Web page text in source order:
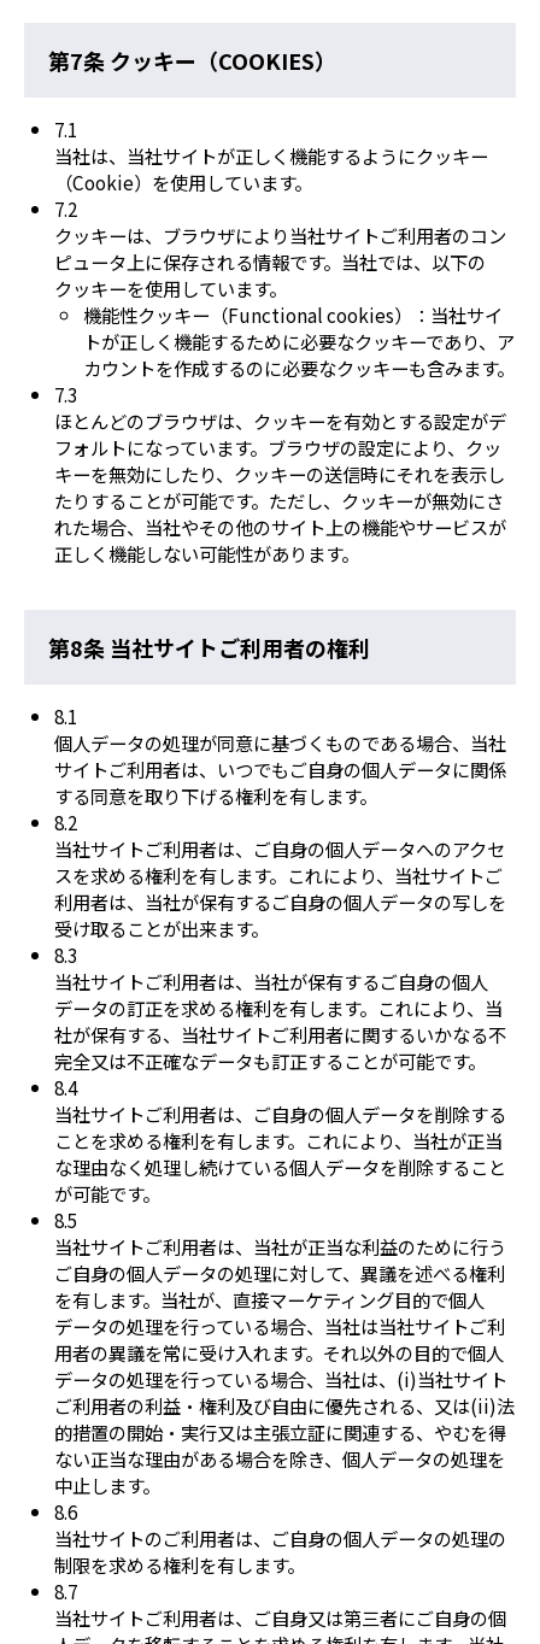
第7条 クッキー（COOKIES）
7.1
当社は、当社サイトが正しく機能するようにクッキー
（Cookie）を使用しています。
7.2
クッキーは、ブラウザにより当社サイトご利用者のコン
ピュータ上に保存される情報です。当社では、以下の
クッキーを使用しています。
機能性クッキー（Functional cookies）：当社サイ
トが正しく機能するために必要なクッキーであり、ア
カウントを作成するのに必要なクッキーも含みます。
7.3
ほとんどのブラウザは、クッキーを有効とする設定がデ
フォルトになっています。ブラウザの設定により、クッ
キーを無効にしたり、クッキーの送信時にそれを表示し
たりすることが可能です。ただし、クッキーが無効にさ
れた場合、当社やその他のサイト上の機能やサービスが
正しく機能しない可能性があります。
第8条 当社サイトご利用者の権利
8.1
個人データの処理が同意に基づくものである場合、当社
サイトご利用者は、いつでもご自身の個人データに関係
する同意を取り下げる権利を有します。
8.2
当社サイトご利用者は、ご自身の個人データへのアクセ
スを求める権利を有します。これにより、当社サイトご
利用者は、当社が保有するご自身の個人データの写しを
受け取ることが出来ます。
8.3
当社サイトご利用者は、当社が保有するご自身の個人
データの訂正を求める権利を有します。これにより、当
社が保有する、当社サイトご利用者に関するいかなる不
完全又は不正確なデータも訂正することが可能です。
8.4
当社サイトご利用者は、ご自身の個人データを削除する
ことを求める権利を有します。これにより、当社が正当
な理由なく処理し続けている個人データを削除すること
が可能です。
8.5
当社サイトご利用者は、当社が正当な利益のために行う
ご自身の個人データの処理に対して、異議を述べる権利
を有します。当社が、直接マーケティング目的で個人
データの処理を行っている場合、当社は当社サイトご利
用者の異議を常に受け入れます。それ以外の目的で個人
データの処理を行っている場合、当社は、(i)当社サイト
ご利用者の利益・権利及び自由に優先される、又は(ii)法
的措置の開始・実行又は主張立証に関連する、やむを得
ない正当な理由がある場合を除き、個人データの処理を
中止します。
8.6
当社サイトのご利用者は、ご自身の個人データの処理の
制限を求める権利を有します。
8.7
当社サイトご利用者は、ご自身又は第三者にご自身の個